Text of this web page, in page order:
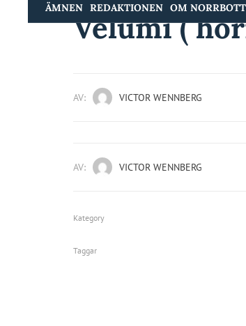
ÄMNEN REDAKTIONEN OM
Velumi (
AV: VICTOR WENNBERG
AV: VICTOR WENNBERG
Kategory
Taggar